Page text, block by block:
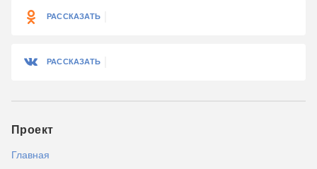
РАССКАЗАТЬ
РАССКАЗАТЬ
Проект
Главная